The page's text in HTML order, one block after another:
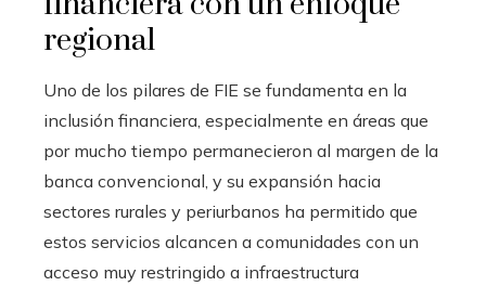
regional
Uno de los pilares de FIE se fundamenta en la
inclusión financiera, especialmente en áreas que
por mucho tiempo permanecieron al margen de la
banca convencional, y su expansión hacia
sectores rurales y periurbanos ha permitido que
estos servicios alcancen a comunidades con un
acceso muy restringido a infraestructura